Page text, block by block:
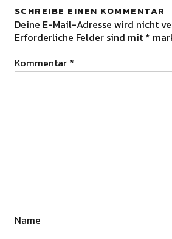
SCHREIBE EINEN KOMMENTAR
Deine E-Mail-Adresse wird nicht
Erforderliche Felder sind mit *
Kommentar *
Name